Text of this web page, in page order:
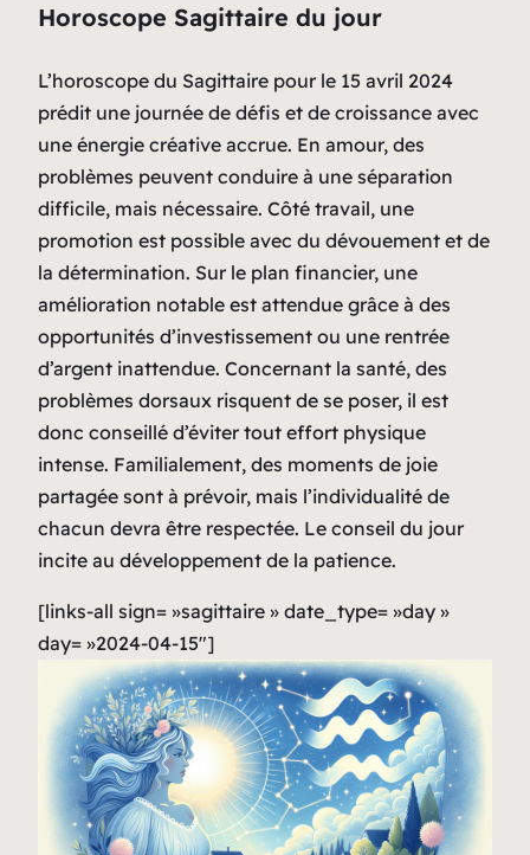
Horoscope Sagittaire du jour
L’horoscope du Sagittaire pour le 15 avril 2024
prédit une journée de défis et de croissance avec
une énergie créative accrue. En amour, des
problèmes peuvent conduire à une séparation
difficile, mais nécessaire. Côté travail, une
promotion est possible avec du dévouement et de
la détermination. Sur le plan financier, une
amélioration notable est attendue grâce à des
opportunités d’investissement ou une rentrée
d’argent inattendue. Concernant la santé, des
problèmes dorsaux risquent de se poser, il est
donc conseillé d’éviter tout effort physique
intense. Familialement, des moments de joie
partagée sont à prévoir, mais l’individualité de
chacun devra être respectée. Le conseil du jour
incite au développement de la patience.
[links-all sign= »sagittaire » date_type= »day »
day= »2024-04-15″]